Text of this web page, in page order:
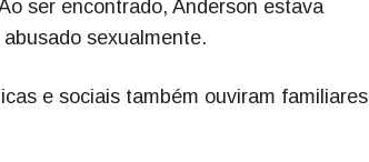
ser encontrado, Anderson estava
sexualmente.
e sociais também ouviram familiares